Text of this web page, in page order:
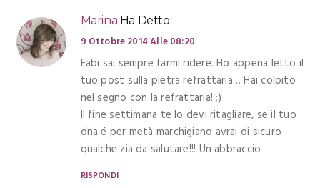
Marina Ha Detto:
9 Ottobre 2014 Alle 08:20
Fabi sai sempre farmi ridere. Ho appena letto il
tuo post sulla pietra refrattaria… Hai colpito
nel segno con la refrattaria! ;)
Il fine settimana te lo devi ritagliare, se il tuo
dna é per metà marchigiano avrai di sicuro
qualche zia da salutare!!! Un abbraccio
RISPONDI